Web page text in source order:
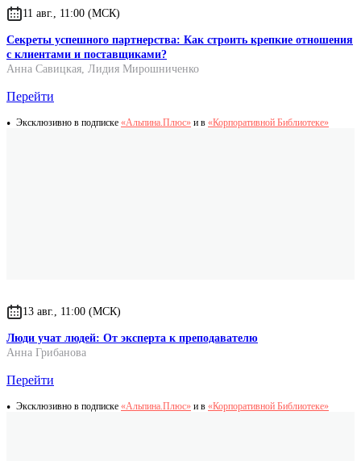
11 авг., 11:00 (МСК)
Секреты успешного партнерства: Как строить крепкие отношения
с клиентами и поставщиками?
Анна Савицкая, Лидия Мирошниченко
Перейти
Эксклюзивно в подписке «Альпина.Плюс» и в «Корпоративной Библиотеке»
13 авг., 11:00 (МСК)
Люди учат людей: От эксперта к преподавателю
Анна Грибанова
Перейти
Эксклюзивно в подписке «Альпина.Плюс» и в «Корпоративной Библиотеке»